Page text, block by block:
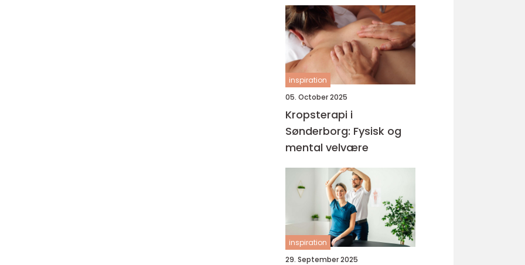
inspiration
05. October 2025
Kropsterapi i
Sønderborg: Fysisk og
mental velvære
inspiration
29. September 2025